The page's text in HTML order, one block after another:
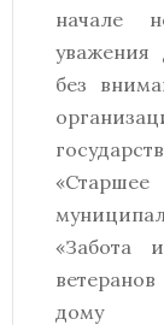
начале
уважения
без
«Забота
дому